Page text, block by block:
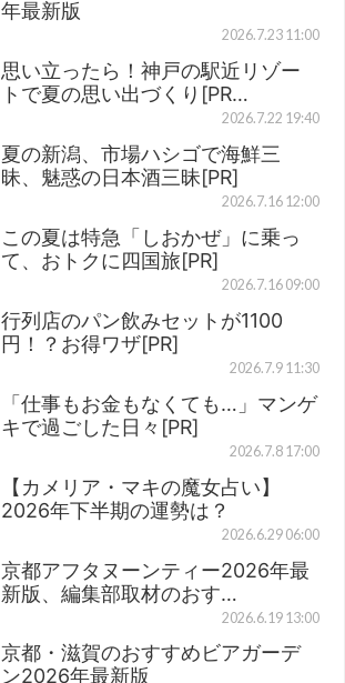
年最新版
2026.7.23 11:00
思い立ったら！神戸の駅近リゾー
トで夏の思い出づくり[PR…
2026.7.22 19:40
夏の新潟、市場ハシゴで海鮮三
昧、魅惑の日本酒三昧[PR]
2026.7.16 12:00
この夏は特急「しおかぜ」に乗っ
て、おトクに四国旅[PR]
2026.7.16 09:00
行列店のパン飲みセットが1100
円！？お得ワザ[PR]
2026.7.9 11:30
「仕事もお金もなくても…」マンゲ
キで過ごした日々[PR]
2026.7.8 17:00
【カメリア・マキの魔女占い】
2026年下半期の運勢は？
2026.6.29 06:00
京都アフタヌーンティー2026年最
新版、編集部取材のおす…
2026.6.19 13:00
京都・滋賀のおすすめビアガーデ
ン2026年最新版